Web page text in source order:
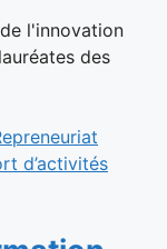
l'innovation
des